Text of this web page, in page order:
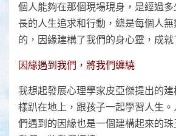
個人能夠在那個現場現身，是經過
長的人生追求和行動，總是每個人
的，因緣建構了我們的身心靈，成就
因緣遇到我們，將我們纏繞
我想起發展心理學家皮亞傑提出的
樣趴在地上，跟孩子一起學習人生
們遇到的因緣也是一個建構起來的珠